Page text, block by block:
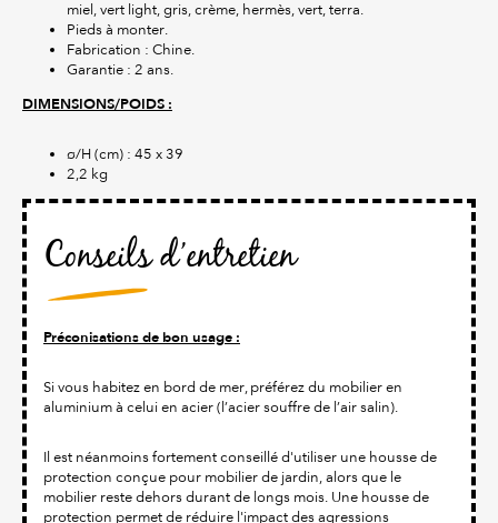
miel, vert light, gris, crème, hermès, vert, terra.
Pieds à monter.
Fabrication : Chine.
Garantie : 2 ans.
DIMENSIONS/POIDS :
ø/H (cm) : 45 x 39
2,2 kg
Conseils d’entretien
Préconisations de bon usage :
Si vous habitez en bord de mer, préférez du mobilier en
aluminium à celui en acier (l’acier souffre de l’air salin).
Il est néanmoins fortement conseillé d'utiliser une housse de
protection conçue pour mobilier de jardin, alors que le
mobilier reste dehors durant de longs mois. Une housse de
protection permet de réduire l'impact des agressions